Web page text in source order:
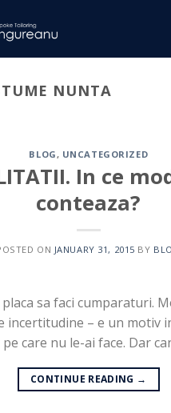
NUNTA
BLOG, UNCATEGORIZED
In ce
conteaza?
ON JANUARY 31, 2015 BY
sa faci cumparaturi.
– e un motiv
care nu le-ai face. Dar
CONTINUE READING →